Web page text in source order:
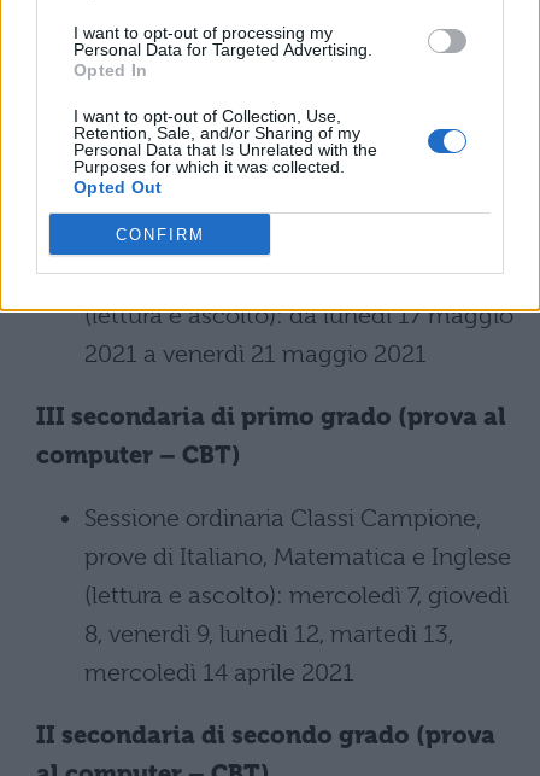
I want to opt-out of processing my
Personal Data for Targeted Advertising.
Opted In
I want to opt-out of Collection, Use,
Retention, Sale, and/or Sharing of my
Personal Data that Is Unrelated with the
Purposes for which it was collected.
Opted Out
CONFIRM
Campione, prove di Italiano,
Matematica e Inglese (lettura e
mercoledì 31 marzo 2021
Sessione suppletiva Classi NON
Campione e Candidati privatisti, prove
di Italiano, Matematica e Inglese
(lettura e ascolto): da lunedì 17 maggio
2021 a venerdì 21 maggio 2021
III secondaria di primo grado (prova al
computer – CBT)
Sessione ordinaria Classi Campione,
prove di Italiano, Matematica e Inglese
(lettura e ascolto): mercoledì 7, giovedì
8, venerdì 9, lunedì 12, martedì 13,
mercoledì 14 aprile 2021
II secondaria di secondo grado (prova